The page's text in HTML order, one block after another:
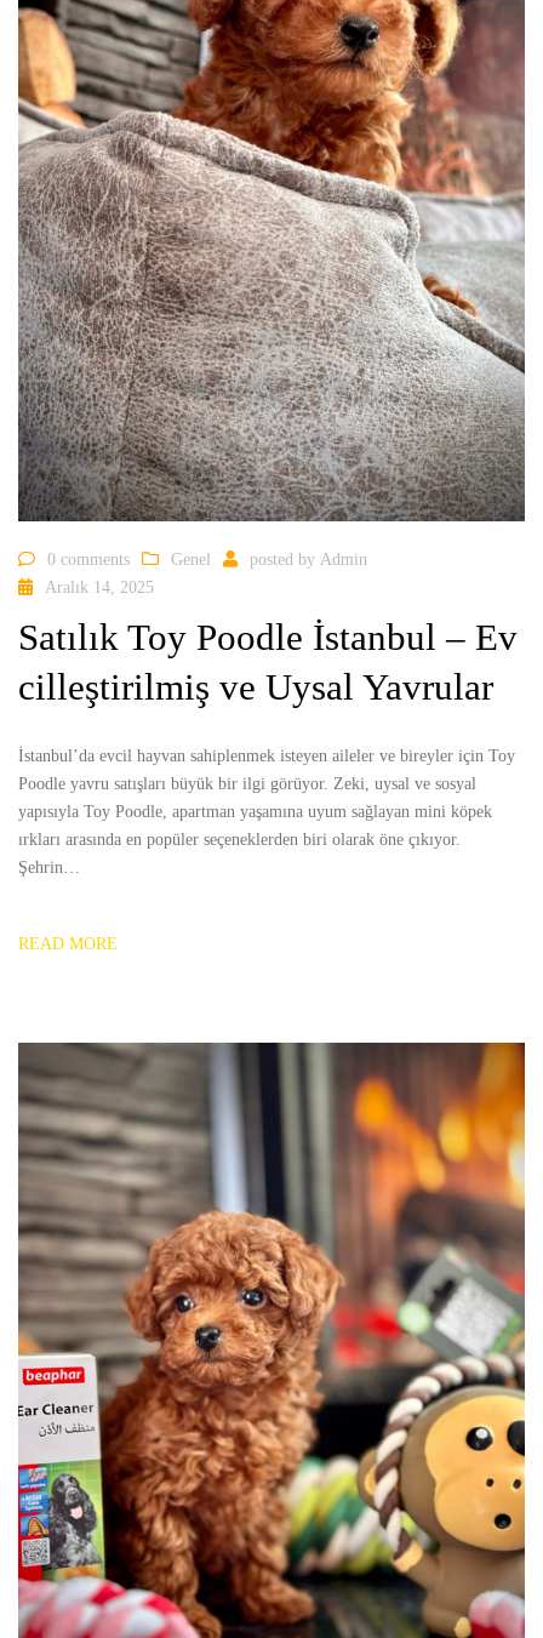
0 comments Genel posted by Admin
Aralık 14, 2025
Satılık Toy Poodle İstanbul – Ev
cilleştirilmiş ve Uysal Yavrular
İstanbul’da evcil hayvan sahiplenmek isteyen aileler ve bireyler için Toy
Poodle yavru satışları büyük bir ilgi görüyor. Zeki, uysal ve sosyal
yapısıyla Toy Poodle, apartman yaşamına uyum sağlayan mini köpek
ırkları arasında en popüler seçeneklerden biri olarak öne çıkıyor.
Şehrin…
READ MORE